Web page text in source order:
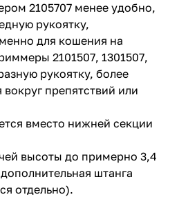
2105707 менее удобно,
рукоятку,
для кошения на
2101507, 1301507,
рукоятку, более
препятствий или
вместо нижней секции
высоты до примерно 3,4
штанга
отдельно).